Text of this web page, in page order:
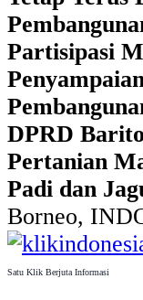
Partisipasi
DPRD
Pertanian
Padi dan
Borneo,
Satu Klik Berjuta Informasi